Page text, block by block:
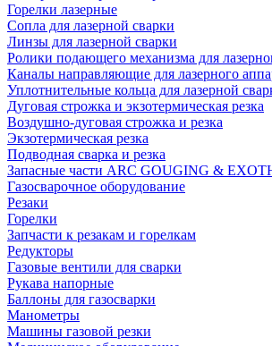
Горелки лазерные
Сопла для лазерной сварки
Линзы для лазерной сварки
Ролики подающего механизма для
Каналы направляющие для лазерного
Уплотнительные кольца для лазерной
Дуговая строжка и экзотермическая резка
Воздушно-дуговая строжка и резка
Экзотермическая резка
Подводная сварка и резка
Запасные части ARC GOUGING &
Газосварочное оборудование
Резаки
Горелки
Запчасти к резакам и горелкам
Редукторы
Газовые вентили для сварки
Рукава напорные
Баллоны для газосварки
Манометры
Машины газовой резки